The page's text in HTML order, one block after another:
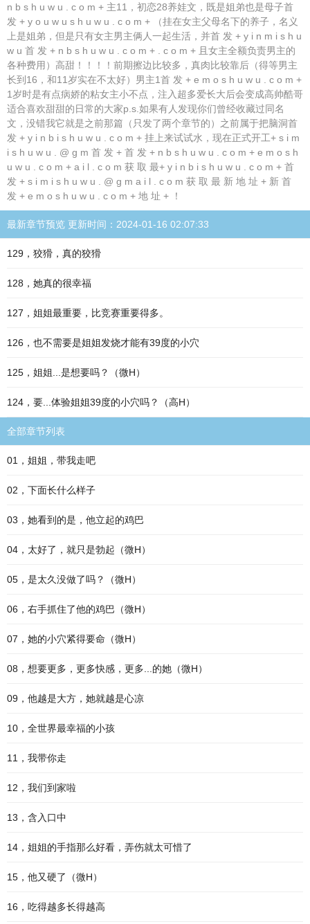
n b s h u w u . c o m + 主11，初恋28养娃文，既是姐弟也是母子首
发 + y o u w u s h u w u . c o m + （挂在女主父母名下的养子，名义
上是姐弟，但是只有女主男主俩人一起生活，并首 发 + y i n m i s h u
w u 首 发 + n b s h u w u . c o m + . c o m + 且女主全额负责男主的
各种费用）高甜！！！！前期擦边比较多，真肉比较靠后（得等男主
长到16，和11岁实在不太好）男主1首 发 + e m o s h u w u . c o m +
1岁时是有点病娇的粘女主小不点，注入超多爱长大后会变成高帅酷哥
适合喜欢甜甜的日常的大家p.s.如果有人发现你们曾经收藏过同名
文，没错我它就是之前那篇（只发了两个章节的）之前属于把脑洞首
发 + y i n b i s h u w u . c o m + 挂上来试试水，现在正式开工+ s i m
i s h u w u . @ g m 首 发 + 首 发 + n b s h u w u . c o m + e m o s h
u w u . c o m + a i l . c o m 获 取 最+ y i n b i s h u w u . c o m + 首
发 + s i m i s h u w u . @ g m a i l . c o m 获 取 最 新 地 址 + 新 首
发 + e m o s h u w u . c o m + 地 址 + ！
最新章节预览 更新时间：2024-01-16 02:07:33
129，狡猾，真的狡猾
128，她真的很幸福
127，姐姐最重要，比竞赛重要得多。
126，也不需要是姐姐发烧才能有39度的小穴
125，姐姐...是想要吗？（微H）
124，要...体验姐姐39度的小穴吗？（高H）
全部章节列表
01，姐姐，带我走吧
02，下面长什么样子
03，她看到的是，他立起的鸡巴
04，太好了，就只是勃起（微H）
05，是太久没做了吗？（微H）
06，右手抓住了他的鸡巴（微H）
07，她的小穴紧得要命（微H）
08，想要更多，更多快感，更多...的她（微H）
09，他越是大方，她就越是心凉
10，全世界最幸福的小孩
11，我带你走
12，我们到家啦
13，含入口中
14，姐姐的手指那么好看，弄伤就太可惜了
15，他又硬了（微H）
16，吃得越多长得越高